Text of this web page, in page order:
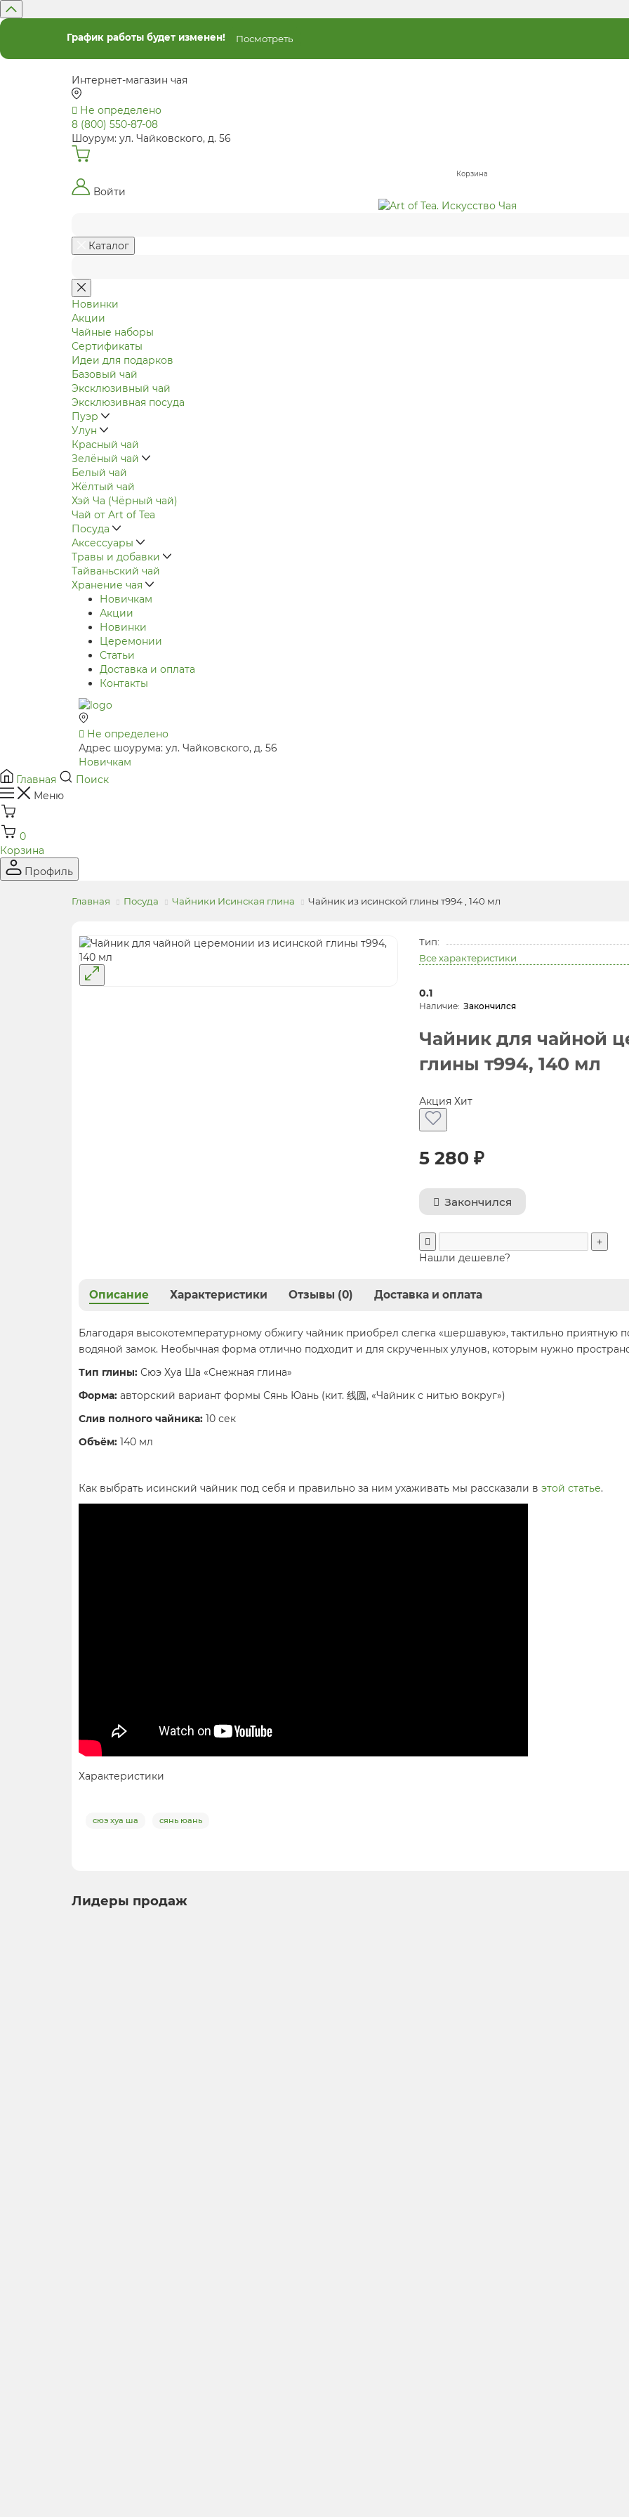
График работы будет изменен! Посмотреть
Интернет-магазин чая
Не определено
8 (800) 550-87-08
Шоурум: ул. Чайковского, д. 56
Корзина
Войти
Каталог
Новинки
Акции
Чайные наборы
Сертификаты
Идеи для подарков
Базовый чай
Эксклюзивный чай
Эксклюзивная посуда
Пуэр
Улун
Красный чай
Зелёный чай
Белый чай
Жёлтый чай
Хэй Ча (Чёрный чай)
Чай от Art of Tea
Посуда
Аксессуары
Травы и добавки
Тайваньский чай
Хранение чая
Новичкам
Акции
Новинки
Церемонии
Статьи
Доставка и оплата
Контакты
Не определено
Адрес шоурума: ул. Чайковского, д. 56
Новичкам
Главная
Поиск
Меню
0
Корзина
Профиль
Главная Посуда Чайники Исинская глина Чайник из исинской глины т994 , 140 мл
Тип:
Все характеристики
0.1
Закончился
Чайник для чайной
глины т994, 140 мл
Акция Хит
5 280 ₽
Закончился
Нашли дешевле?
Описание Характеристики Отзывы (0) Доставка и оплата
Благодаря высокотемпературному обжигу чайник приобрел слегка «шершавую», тактильно приятную
водяной замок. Необычная форма отлично подходит и для скрученных улунов, которым нужно
Тип глины: Сюэ Хуа Ша «Снежная глина»
Форма: авторский вариант формы Сянь Юань (кит. 线圆, «Чайник с нитью вокруг»)
Слив полного чайника: 10 сек
Объём: 140 мл
Как выбрать исинский чайник под себя и правильно за ним ухаживать мы рассказали в этой статье.
Характеристики
сюэ хуа ша сянь юань
Лидеры продаж